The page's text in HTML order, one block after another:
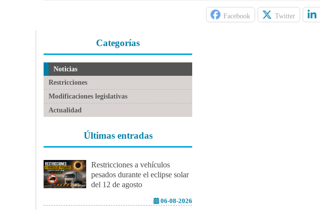
Facebook Twitter
Categorías
Noticias
Restricciones
Modificaciones legislativas
Actualidad
Últimas entradas
Restricciones a vehículos
pesados durante el eclipse solar
del 12 de agosto
06-08-2026